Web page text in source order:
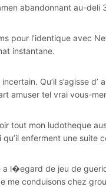
abandonnant au-deli
pour l’identique avec
instantane.
Qu’il s’agisse d’
amuser tel vrai vous-
tout mon ludotheque
enferment une suite
a l�egard de jeu de
me conduisons chez